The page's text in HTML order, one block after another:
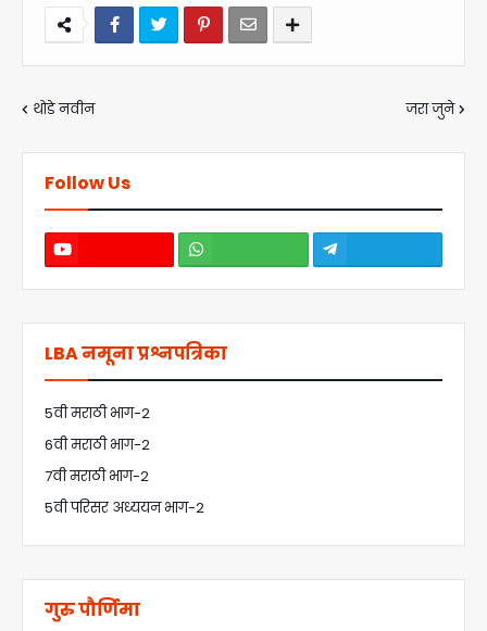
थोडे नवीन जरा जुने
Follow Us
LBA नमूना प्रश्नपत्रिका
5वी मराठी भाग-2
6वी मराठी भाग-2
7वी मराठी भाग-2
5वी परिसर अध्ययन भाग-2
गुरु पौर्णिमा